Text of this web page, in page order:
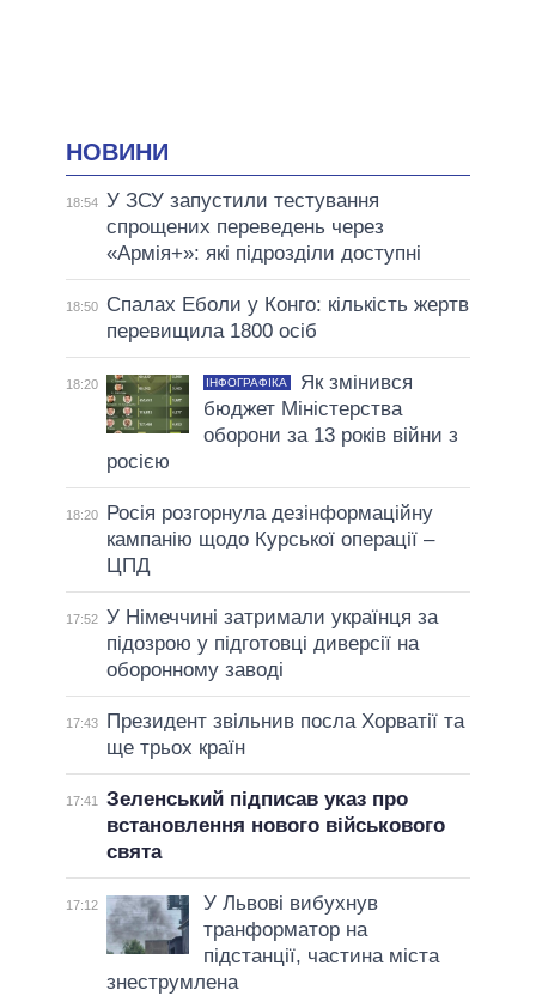
НОВИНИ
18:54 У ЗСУ запустили тестування
спрощених переведень через
«Армія+»: які підрозділи доступні
18:50
Спалах Еболи у Конго: кількість жертв
перевищила 1800 осіб
18:20 ІНФОГРАФІКА
Як змінився
бюджет Міністерства
оборони за 13 років війни з
росією
18:20
Росія розгорнула дезінформаційну
кампанію щодо Курської операції –
ЦПД
17:52 У Німеччині затримали українця за
підозрою у підготовці диверсії на
оборонному заводі
17:43
Президент звільнив посла Хорватії та
ще трьох країн
17:41
Зеленський підписав указ про
встановлення нового військового
свята
17:12
У Львові вибухнув
транформатор на
підстанції, частина міста
знеструмлена